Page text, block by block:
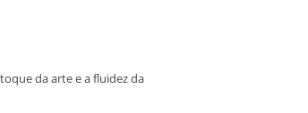
da arte e a fluidez da